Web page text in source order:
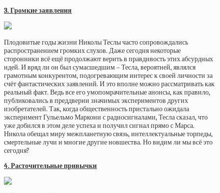
3. Громкие заявления
Плодовитые годы жизни Николы Теслы часто сопровождались
распространением громких слухов. Даже сегодня некоторые
сторонники всё ещё продолжают верить в правдивость этих абсурдных
идей. И вряд ли он был сумасшедшим – Тесла, вероятней, являлся
грамотным конкурентом, подогревающим интерес к своей личности за
счёт фантастических заявлений. И это вполне можно рассматривать как
реальный факт. Ведь все его умопомрачительные анонсы, как правило,
публиковались в преддверии значимых экспериментов других
изобретателей. Так, когда общественность пристально ожидала
эксперимент Гульельмо Маркони с радиосигналами, Тесла сказал, что
уже добился в этом деле успеха и получил сигнал прямо с Марса.
Никола обещал миру межпланетную связь, интеллектуальные торпеды,
смертельные лучи и многие другие новшества. Но видим ли мы всё это
сегодня?
4. Расточительные привычки